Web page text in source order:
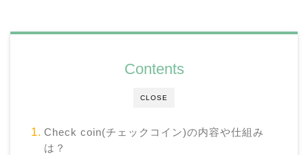
CLOSE
Contents
Check coin(チェックコイン)の内容や仕組み
は？